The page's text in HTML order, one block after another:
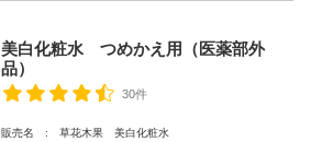
美白化粧水 つめかえ用（医薬部外
品）
30件
販売名 : 草花木果 美白化粧水